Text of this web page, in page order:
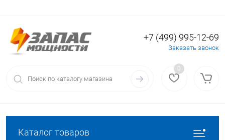
Вход Регистрация
+7 (499) 995-12-69
Заказать звонок
0
Каталог товаров